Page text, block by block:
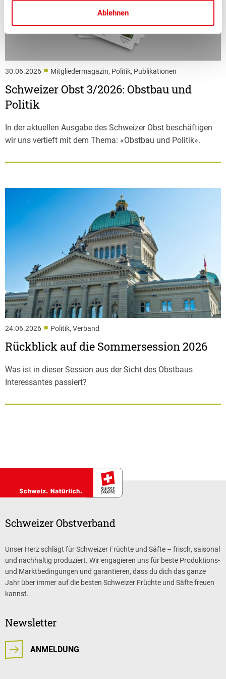
Ablehnen
30.06.2026 ■ Mitgliedermagazin, Politik, Publikationen
Schweizer Obst 3/2026: Obstbau und
Politik
In der aktuellen Ausgabe des Schweizer Obst beschäftigen
wir uns vertieft mit dem Thema: «Obstbau und Politik».
24.06.2026 ■ Politik, Verband
Rückblick auf die Sommersession 2026
Was ist in dieser Session aus der Sicht des Obstbaus
Interessantes passiert?
Schweizer Obstverband
Unser Herz schlägt für Schweizer Früchte und Säfte – frisch, saisonal
und nachhaltig produziert. Wir engagieren uns für beste Produktions-
und Marktbedingungen und garantieren, dass du dich das ganze
Jahr über immer auf die besten Schweizer Früchte und Säfte freuen
kannst.
Newsletter
ANMELDUNG